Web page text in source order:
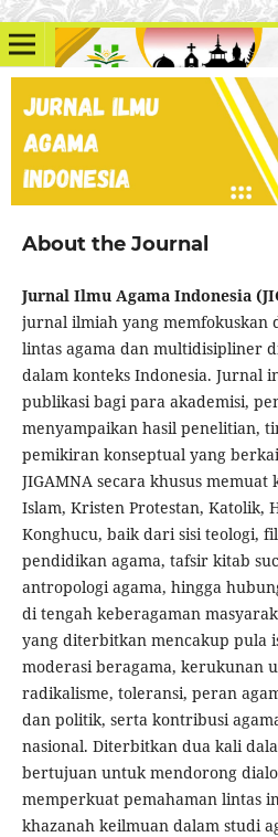
About the Journal
Jurnal Ilmu Agama Indonesia
jurnal ilmiah yang memfokuskan
lintas agama dan multidisipliner
dalam konteks Indonesia. Jurnal
publikasi bagi para akademisi,
menyampaikan hasil penelitian,
pemikiran konseptual yang
JIGAMNA secara khusus memuat
Islam, Kristen Protestan, Katolik,
Konghucu, baik dari sisi teologi,
pendidikan agama, tafsir kitab
antropologi agama, hingga
di tengah keberagaman
yang diterbitkan mencakup pula
moderasi beragama, kerukunan
radikalisme, toleransi, peran
dan politik, serta kontribusi
nasional. Diterbitkan dua kali
bertujuan untuk mendorong
memperkuat pemahaman lintas
khazanah keilmuan dalam studi